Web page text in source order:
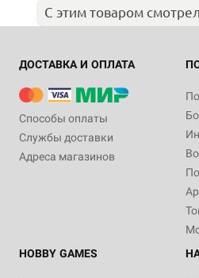
С этим товаром
ДОСТАВКА И ОПЛАТА
Способы оплаты
Службы доставки
Адреса магазинов
HOBBY GAMES